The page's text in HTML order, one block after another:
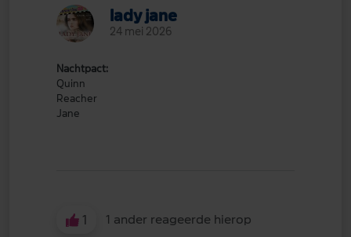
lady jane
24 mei 2026
Nachtpact:
Quinn
Reacher
Jane
1 1 ander reageerde hierop